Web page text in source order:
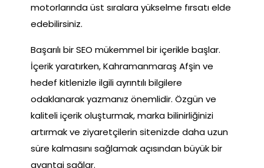
motorlarında üst sıralara yükselme fırsatı elde
edebilirsiniz.
Başarılı bir SEO mükemmel bir içerikle başlar.
İçerik yaratırken, Kahramanmaraş Afşin ve
hedef kitlenizle ilgili ayrıntılı bilgilere
odaklanarak yazmanız önemlidir. Özgün ve
kaliteli içerik oluşturmak, marka bilinirliğinizi
artırmak ve ziyaretçilerin sitenizde daha uzun
süre kalmasını sağlamak açısından büyük bir
avantaj sağlar.